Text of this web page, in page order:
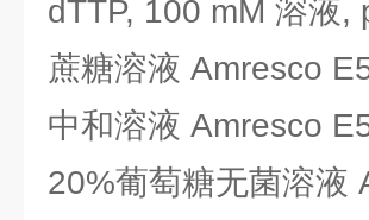
dTTP, 100 mM 溶液
蔗糖溶液 Amresco
中和溶液 Amresco
20%葡萄糖无菌溶液